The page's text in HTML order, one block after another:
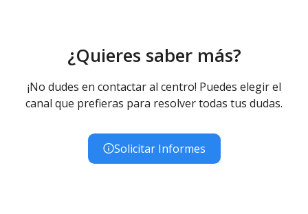
¿Quieres saber más?
¡No dudes en contactar al centro! Puedes elegir el
canal que prefieras para resolver todas tus dudas.
Solicitar Informes